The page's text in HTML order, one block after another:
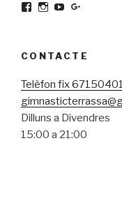
Facebook
InstagramYouTube
CONTACTE
Telèfon fix
Dilluns a Divendres
15:00 a 21:00